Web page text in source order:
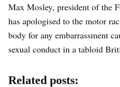
Max Mosley, president of the
has apologised to the motor
body for any embarrassment
sexual conduct in a tabloid
Related posts: